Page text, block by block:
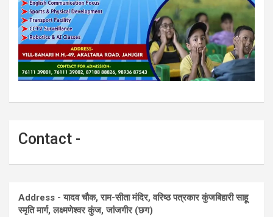
Contact -
Address - यादव चौक, राम-सीता मंदिर, वरिष्ठ पत्रकार कुंजबिहारी साहू
स्मृति मार्ग, लक्ष्मणेश्वर कुंज, जांजगीर (छग)